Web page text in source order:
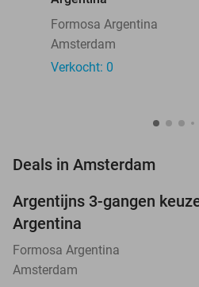
Formosa Argentina
Amsterdam
Verkocht: 0
Deals in Amsterdam
NEW
TODAY
Argentijns 3-gangen
Argentina
Formosa Argentina
Amsterdam